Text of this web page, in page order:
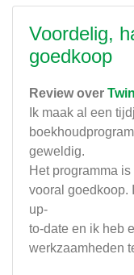
Voordelig,
goedkoop
Review over
Ik maak al een
geweldig.
Het programma
vooral goedkoop.
up-
to-date en ik heb
werkzaamheden